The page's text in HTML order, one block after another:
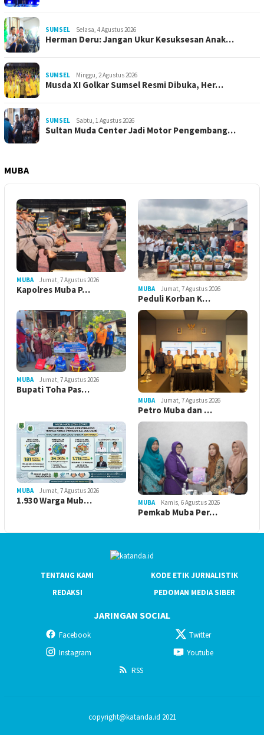
SUMSEL Selasa, 4 Agustus 2026
Herman Deru: Jangan Ukur Kesuksesan Anak…
SUMSEL Minggu, 2 Agustus 2026
Musda XI Golkar Sumsel Resmi Dibuka, Her…
SUMSEL Sabtu, 1 Agustus 2026
Sultan Muda Center Jadi Motor Pengembang…
MUBA
MUBA Jumat, 7 Agustus 2026
Kapolres Muba P… MUBA Jumat, 7 Agustus 2026
Peduli Korban K…
MUBA Jumat, 7 Agustus 2026
Bupati Toha Pas…
MUBA Jumat, 7 Agustus 2026
Petro Muba dan …
MUBA Jumat, 7 Agustus 2026
1.930 Warga Mub… MUBA Kamis, 6 Agustus 2026
Pemkab Muba Per…
TENTANG KAMI
KODE ETIK JURNALISTIK
REDAKSI
PEDOMAN MEDIA SIBER
JARINGAN SOCIAL
Facebook
Twitter
Instagram
Youtube
RSS
copyright@katanda.id 2021